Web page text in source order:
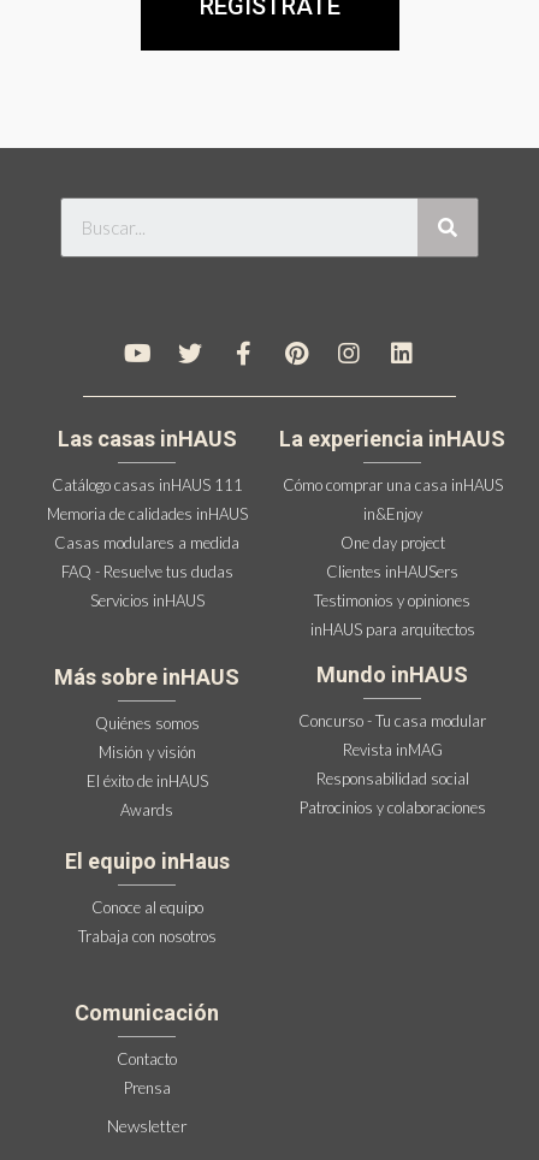
Las casas inHAUS
Catálogo casas inHAUS 111
Memoria de calidades inHAUS
Casas modulares a medida
FAQ - Resuelve tus dudas
Servicios inHAUS
Más sobre inHAUS
Quiénes somos
Misión y visión
El éxito de inHAUS
Awards
La experiencia inHAUS
Cómo comprar una casa inHAUS
in&Enjoy
One day project
Clientes inHAUSers
Testimonios y opiniones
inHAUS para arquitectos
Mundo inHAUS
Concurso - Tu casa modular
Revista inMAG
Responsabilidad social
Patrocinios y colaboraciones
El equipo inHaus
Conoce al equipo
Trabaja con nosotros
Comunicación
Contacto
Prensa
Newsletter